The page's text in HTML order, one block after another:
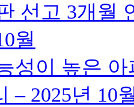
선고 3개월
월
성이 높은
– 2025년 10